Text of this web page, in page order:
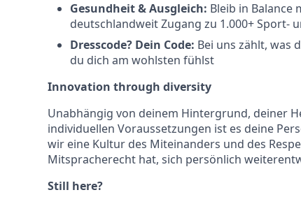
Gesundheit & Ausgleich: Bleib in Balance
deutschlandweit Zugang zu 1.000+ Sport-
Dresscode? Dein Code: Bei uns zählt, was
du dich am wohlsten fühlst
Innovation through diversity
Unabhängig von deinem Hintergrund, deiner
individuellen Voraussetzungen ist es deine
wir eine Kultur des Miteinanders und des
Mitspracherecht hat, sich persönlich
Still here?